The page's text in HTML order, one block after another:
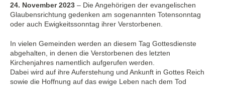
24. November 2023 – Die Angehörigen der evangelischen
Glaubensrichtung gedenken am sogenannten Totensonntag
oder auch Ewigkeitssonntag ihrer Verstorbenen.
In vielen Gemeinden werden an diesem Tag Gottesdienste
abgehalten, in denen die Verstorbenen des letzten
Kirchenjahres namentlich aufgerufen werden.
Dabei wird auf ihre Auferstehung und Ankunft in Gottes Reich
sowie die Hoffnung auf das ewige Leben nach dem Tod